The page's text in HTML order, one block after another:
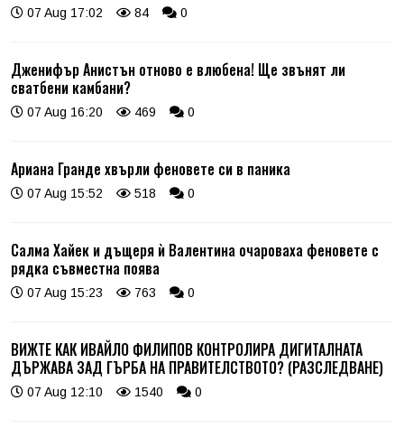
07 Aug 17:02 84 0
Дженифър Анистън отново е влюбена! Ще звънят ли
сватбени камбани?
07 Aug 16:20 469 0
Ариана Гранде хвърли феновете си в паника
07 Aug 15:52 518 0
Салма Хайек и дъщеря ѝ Валентина очароваха феновете с
рядка съвместна поява
07 Aug 15:23 763 0
ВИЖТЕ КАК ИВАЙЛО ФИЛИПОВ КОНТРОЛИРА ДИГИТАЛНАТА
ДЪРЖАВА ЗАД ГЪРБА НА ПРАВИТЕЛСТВОТО? (РАЗСЛЕДВАНЕ)
07 Aug 12:10 1540 0